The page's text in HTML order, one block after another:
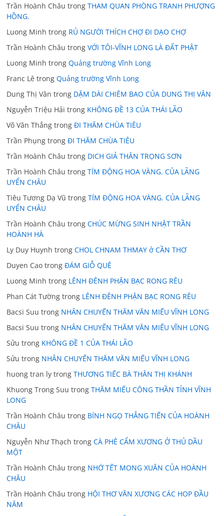
Trần Hoành Châu trongTHAM QUAN PHÒNG TRANH PHƯỢNG
HỒNG.
Luong Minh trong RỦ NGƯỜI THÍCH CHỢ ĐI DẠO CHỢ
Trần Hoành Châu trongVỚI TÔI-VĨNH LONG LÀ ĐẤT PHẬT
Luong Minh trongQuảng trường Vĩnh Long
Franc Lê trongQuảng trường Vĩnh Long
Dung Thị Vân trong DẶM DÀI CHIÊM BAO CỦA DUNG THỊ VÂN
Nguyễn Triệu Hải trong KHÔNG ĐỀ 13 CỦA THÁI LÃO
Võ Văn Thắng trongĐI THĂM CHÙA TIÊU
Trần Phụng trongĐI THĂM CHÙA TIÊU
Trần Hoành Châu trong DICH GIẢ THÂN TRỌNG SƠN
Trần Hoành Châu trongTÍM ĐỘNG HOA VÀNG. CỦA LÃNG
UYỂN CHÂU
Tiêu Tương Dạ Vũ trongTÍM ĐỘNG HOA VÀNG. CỦA LÃNG
UYỂN CHÂU
Trần Hoành Châu trongCHÚC MỪNG SINH NHẬT TRẦN
HOÀNH HÀ
Ly Duy Huynh trongCHOL CHNAM THMAY ở CẦN THƠ
Duyen Cao trongĐÁM GIỖ QUÊ
Luong Minh trong LÊNH ĐÊNH PHẬN BẠC RONG RÊU
Phan Cát Tường trong LÊNH ĐÊNH PHẬN BẠC RONG RÊU
Bacsi Suu trong NHÂN CHUYẾN THĂM VĂN MIẾU VĨNH LONG
Bacsi Suu trong NHÂN CHUYẾN THĂM VĂN MIẾU VĨNH LONG
Sửu trong KHÔNG ĐỀ 1 CỦA THÁI LÃO
Sửu trong NHÂN CHUYẾN THĂM VĂN MIẾU VĨNH LONG
huong tran ly trongTHƯƠNG TIẾC BÀ THÂN THỊ KHÁNH
Khuong Trong Suu trongTHĂM MIẾU CÔNG THẦN TỈNH VĨNH
LONG
Trần Hoành Châu trong BÍNH NGỌ THẲNG TIẾN CỦA HOÀNH
CHÂU
Nguyễn Như Thạch trongCÀ PHÊ CẨM XƯƠNG Ở THỦ DẦU
MỘT
Trần Hoành Châu trong NHỚ TẾT MONG XUÂN CỦA HOÀNH
CHÂU
Trần Hoành Châu trong HỘI THƠ VĂN XƯƠNG CÁC HOP ĐẦU
NĂM